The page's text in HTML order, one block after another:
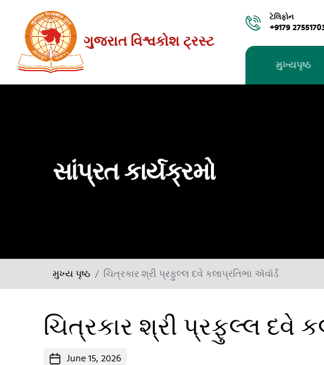
content
ગુજરાત વિશ્વકોશ ટ્રસ્ટ
ટેલિફોન
+9179
મુખ્યપૃષ્ઠ
સાંપ્રત કાર્યક્રમો
મુખ્ય પૃષ્ઠ ચિત્રકાર શ્રી પ્રફુલ્લ દવે કલાપ્રતિભા ઍવૉર્ડ
ચિત્રકાર શ્રી પ્રફુલ્લ દવે
Post June 15, 2026